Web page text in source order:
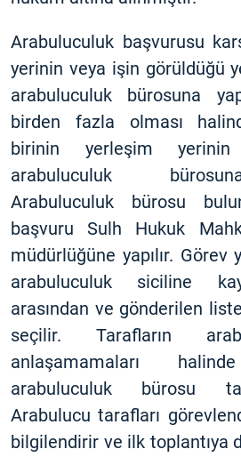
Arabuluculuk başvurusu
yerinin veya işin görüldüğü
arabuluculuk bürosuna
birden fazla olması
birinin yerleşim
arabuluculuk
Arabuluculuk bürosu
başvuru Sulh Hukuk
müdürlüğüne yapılır. Görev
arabuluculuk siciline
arasından ve gönderilen
seçilir. Tarafların
anlaşamamaları
arabuluculuk bürosu
Arabulucu tarafları
bilgilendirir ve ilk toplantıya